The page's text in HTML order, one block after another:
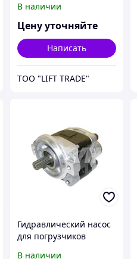
дизель 2Z (8 серия) 2,0-
3,5т
В наличии
Цену уточняйте
Написать
ТОО "LIFT TRADE"
Гидравлический насос
для погрузчиков
В наличии